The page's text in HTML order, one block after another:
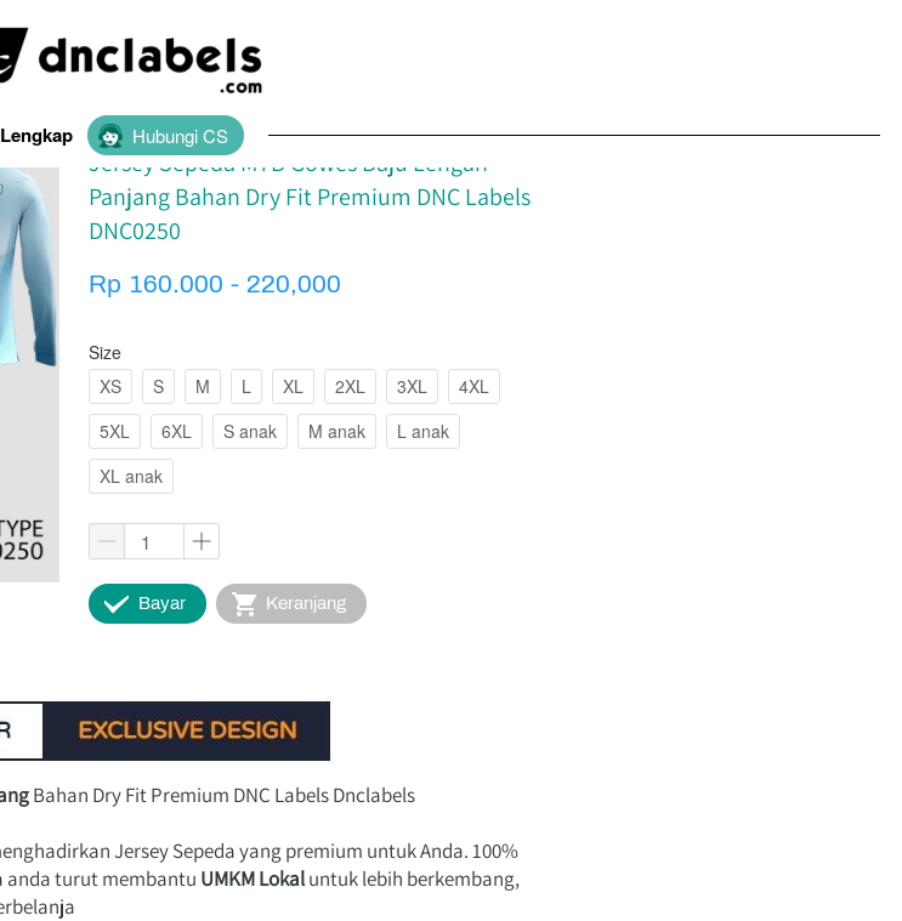
` Hubungi CS
Jersey Sepeda MTB Gowes Baju Lengan
Panjang Bahan Dry Fit Premium DNC Labels
DNC0250
Rp 160.000 - 220,000
Size
XS
S M L XL 2XL 3XL
4XL
5XL
6XL S anak M anak
L anak
XL anak
` Bayar ` Keranjang
Bahan Dry Fit Premium DNC Labels Dnclabels
Jersey Sepeda yang premium untuk Anda. 100%
anda turut membantu UMKM Lokal untuk lebih berkembang,